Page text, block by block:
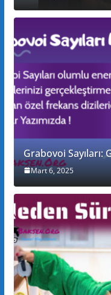
Grabovoi Sayıları:
Mart 6, 2025